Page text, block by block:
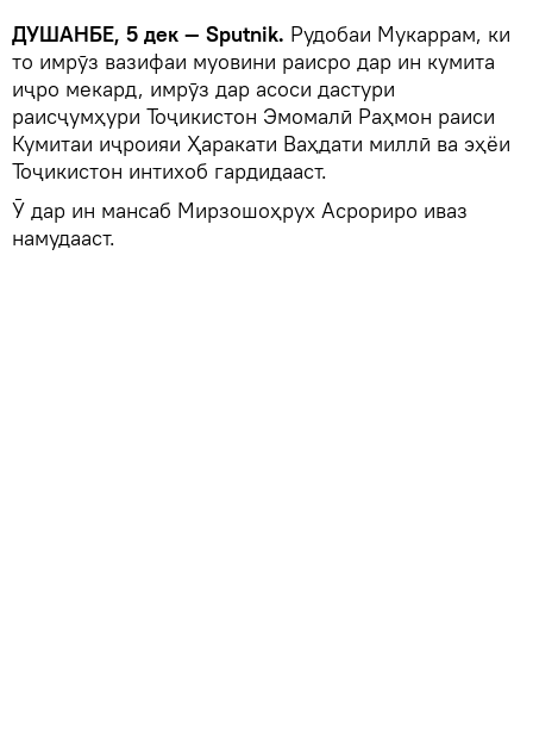
ДУШАНБЕ, 5 дек — Sputnik. Рудобаи Мукаррам, ки
то имрӯз вазифаи муовини раисро дар ин кумита
иҷро мекард, имрӯз дар асоси дастури
раисҷумҳури Тоҷикистон Эмомалӣ Раҳмон раиси
Кумитаи иҷроияи Ҳаракати Ваҳдати миллӣ ва эҳёи
Тоҷикистон интихоб гардидааст.
Ӯ дар ин мансаб Мирзошоҳрух Асрориро иваз
намудааст.